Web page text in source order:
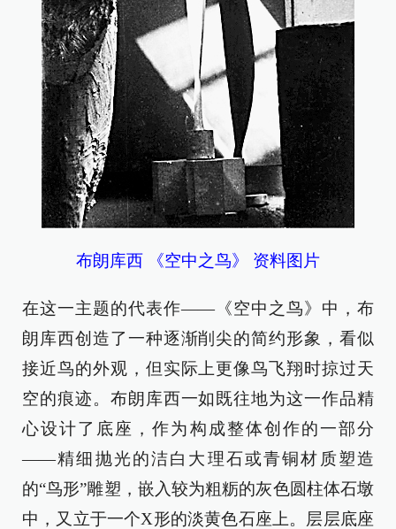
布朗库西 《空中之鸟》 资料图片
在这一主题的代表作——《空中之鸟》中，布
朗库西创造了一种逐渐削尖的简约形象，看似
接近鸟的外观，但实际上更像鸟飞翔时掠过天
空的痕迹。布朗库西一如既往地为这一作品精
心设计了底座，作为构成整体创作的一部分
——精细抛光的洁白大理石或青铜材质塑造
的“鸟形”雕塑，嵌入较为粗粝的灰色圆柱体石墩
中，又立于一个X形的淡黄色石座上。层层底座